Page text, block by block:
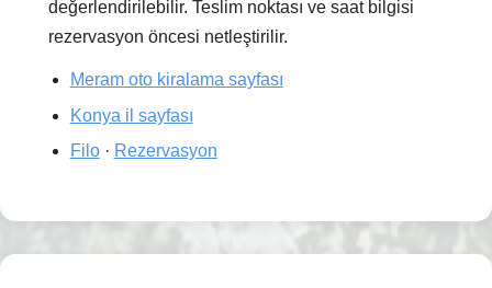
değerlendirilebilir. Teslim noktası ve saat bilgisi
rezervasyon öncesi netleştirilir.
Meram oto kiralama sayfası
Konya il sayfası
Filo· Rezervasyon